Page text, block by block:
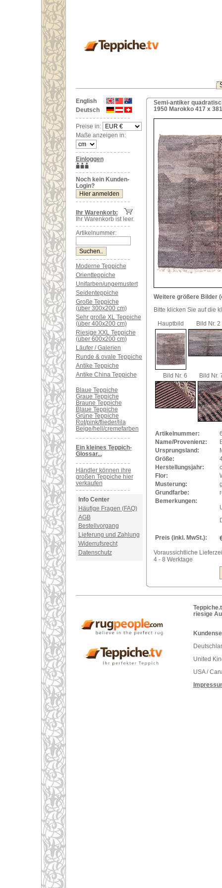
English
Deutsch
Preise in:
Maße anzeigen in:
Einloggen
Noch kein Kunden-
Login?
Ihr Warenkorb:
Ihr Warenkorb ist leer.
Artikelnummer:
Moderne Teppiche
Orientteppiche
Unifarben/ungemustert
Seidenteppiche
Große Teppiche
(über 300x200 cm)
Sehr große XL Teppiche
(über 400x200 cm)
Riesige XXL Teppiche
(über 600x200 cm)
Läufer / Galerien
Runde & ovale Teppiche
Antike Teppiche
Antike China Teppiche
Blaue Teppiche
Graue Teppiche
Braune Teppiche
Blaue Teppiche
Grüne Teppiche
Rot/pink/flieder/lila
Beige/hell/cremefarben
Ein kleines Teppich-
Glossar...
Händler können ihre
großen Teppiche hier
verkaufen
Info Center
Häufige Fragen (FAQ)
AGB
Bestellvorgang
Lieferung und Zahlung
Widerrufsrecht
Datenschutz
Semi-antiker
1950 Marokko 417 x
Weitere größere Bilder
Bitte klicken Sie auf die
Hauptbild
Bild Nr. 2
Bild Nr. 6 Bild Nr.
Artikelnummer:
Name/Provenienz:
Ursprungsland:
Größe:
Herstellungsjahr:
Flor:
Musterung:
Grundfarbe:
Bemerkungen:
Preis (inkl. MwSt.):
Voraussichtliche
4 - 8 Werktage
riesige
United
USA /